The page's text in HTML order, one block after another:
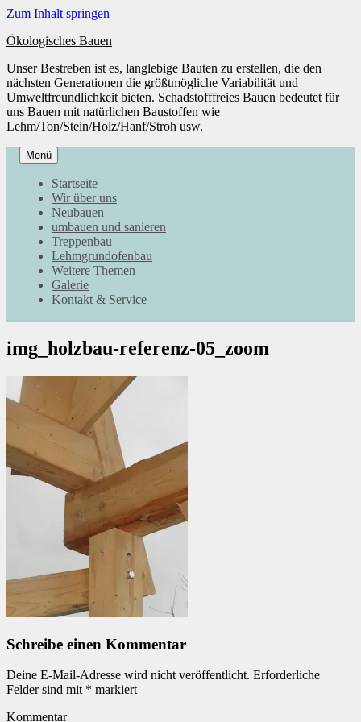
Zum Inhalt springen
Ökologisches Bauen
Unser Bestreben ist es, langlebige Bauten zu erstellen, die den
nächsten Generationen die größtmögliche Variabilität und
Umweltfreundlichkeit bieten. Schadstofffreies Bauen bedeutet für
uns Bauen mit natürlichen Baustoffen wie
Lehm/Ton/Stein/Holz/Hanf/Stroh usw.
Menü
Startseite
Wir über uns
Neubauen
umbauen und sanieren
Treppenbau
Lehmgrundofenbau
Weitere Themen
Galerie
Kontakt & Service
img_holzbau-referenz-05_zoom
Schreibe einen Kommentar
Deine E-Mail-Adresse wird nicht veröffentlicht. Erforderliche
Felder sind mit * markiert
Kommentar